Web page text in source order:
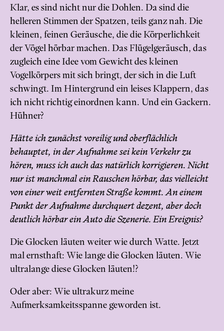
Klar, es sind nicht nur die Dohlen. Da sind die
helleren Stimmen der Spatzen, teils ganz nah. Die
kleinen, feinen Geräusche, die die Körperlichkeit
der Vögel hörbar machen. Das Flügelgeräusch, das
zugleich eine Idee vom Gewicht des kleinen
Vogelkörpers mit sich bringt, der sich in die Luft
schwingt. Im Hintergrund ein leises Klappern, das
ich nicht richtig einordnen kann. Und ein Gackern.
Hühner?
Hätte ich zunächst voreilig und oberflächlich
behauptet, in der Aufnahme sei kein Verkehr zu
hören, muss ich auch das natürlich korrigieren. Nicht
nur ist manchmal ein Rauschen hörbar, das vielleicht
von einer weit entfernten Straße kommt. An einem
Punkt der Aufnahme durchquert dezent, aber doch
deutlich hörbar ein Auto die Szenerie. Ein Ereignis?
Die Glocken läuten weiter wie durch Watte. Jetzt
mal ernsthaft: Wie lange die Glocken läuten. Wie
ultralange diese Glocken läuten!?
Oder aber: Wie ultrakurz meine
Aufmerksamkeitsspanne geworden ist.